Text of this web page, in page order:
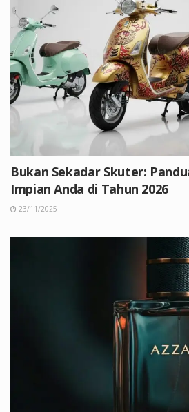
Bukan Sekadar Skuter:
Impian Anda di Tahun 2026
23/11/2025